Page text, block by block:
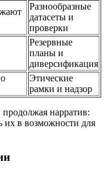
Разнообразные
датасеты и
проверки
Резервные
планы и
диверсификация
Этические
рамки и надзор
нарратив:
их в возможности для